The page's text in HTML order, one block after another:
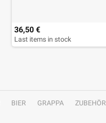
36,50 €
Last items in stock
BIER GRAPPA
ZUBEHÖR